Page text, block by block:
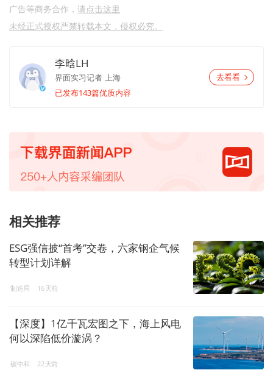
广告等商务合作， 请点击这里
未经正式授权严禁转载本文，侵权必究。
李晗LH
界面实习记者 上海
已发布143篇优质内容
去看看
相关推荐
ESG强信披“首考”交卷，六家钢企气候
转型计划详解
制造局 16天前
【深度】1亿千瓦宏图之下，海上风电
何以深陷低价漩涡？
碳中和 22天前